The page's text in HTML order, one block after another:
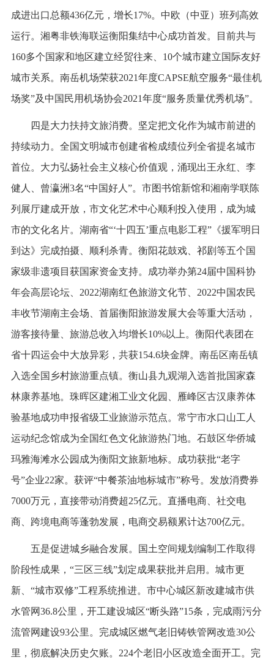
成进出口总额436亿元，增长17%。中欧（中亚）班列高效
运行。湘粤非铁海联运衡阳集结中心成功首发。目前共与
160多个国家和地区建立经贸往来、10个城市建立国际友好
城市关系。南岳机场荣获2021年度CAPSE航空服务“最佳机
场奖”及中国民用机场协会2021年度“服务质量优秀机场”。
四是大力扶持文旅消费。坚定把文化作为城市前进的
持续动力。全国文明城市创建省检成绩位列全省提名城市
首位。大力弘扬社会主义核心价值观，涌现出王永红、李
健人、曾瀛洲3名“中国好人”。市图书馆新馆和湘南学联陈
列展厅建成开放，市文化艺术中心顺利投入使用，成为城
市的文化名片。湖南省“‘十四五’重点电影工程”《援军明日
到达》完成拍摄、顺利杀青。衡阳花鼓戏、祁剧等五个国
家级非遗项目获国家资金支持。成功举办第24届中国科协
年会高层论坛、2022湖南红色旅游文化节、2022中国农民
丰收节湖南主会场、首届衡阳旅游发展大会等重大活动，
游客接待量、旅游总收入均增长10%以上。衡阳代表团在
省十四运会中大放异彩，共获154.6块金牌。南岳区南岳镇
入选全国乡村旅游重点镇。衡山县九观湖入选首批国家森
林康养基地。珠晖区建湘工业文化园、雁峰区古汉康养体
验基地成功申报省级工业旅游示范点。常宁市水口山工人
运动纪念馆成为全国红色文化旅游热门地。石鼓区华侨城
玛雅海滩水公园成为衡阳文旅新地标。成功获批“老字
号”企业22家。获评“中餐茶油地标城市”称号。发放消费券
7000万元，直接带动消费超25亿元。直播电商、社交电
商、跨境电商等蓬勃发展，电商交易额累计达700亿元。
五是促进城乡融合发展。国土空间规划编制工作取得
阶段性成果，“三区三线”划定成果获批并启用。城市更
新、“城市双修”工程系统推进。市中心城区新改建城市供
水管网36.8公里，开工建设城区“断头路”15条，完成雨污分
流管网建设93公里。完成城区燃气老旧铸铁管网改造30公
里，彻底解决历史欠账。224个老旧小区改造全面开工。完